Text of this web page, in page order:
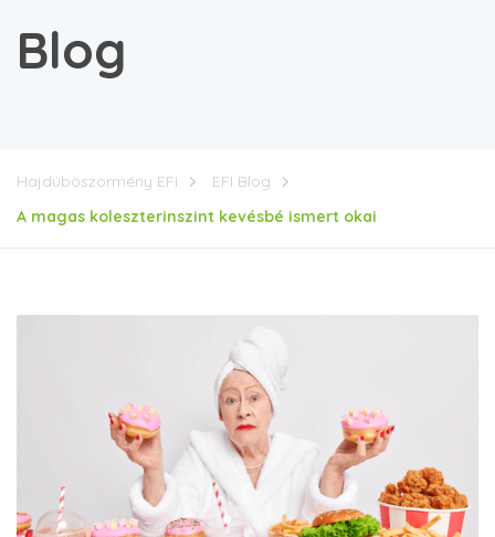
Blog
Hajdúböszörmény EFI
EFI Blog
A magas koleszterinszint kevésbé ismert okai